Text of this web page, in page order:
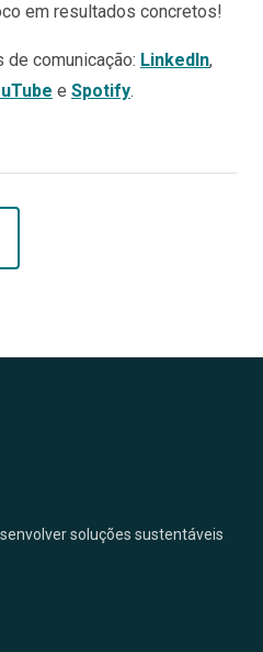
em resultados concretos!
comunicação: LinkedIn,
e Spotify.
soluções sustentáveis